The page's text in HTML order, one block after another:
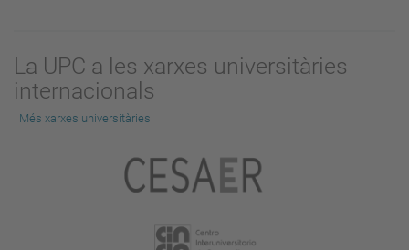
La UPC a les xarxes universitàries
internacionals
Més xarxes universitàries